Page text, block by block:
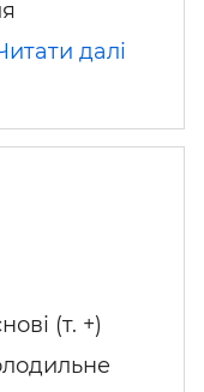
далі
(т. +)